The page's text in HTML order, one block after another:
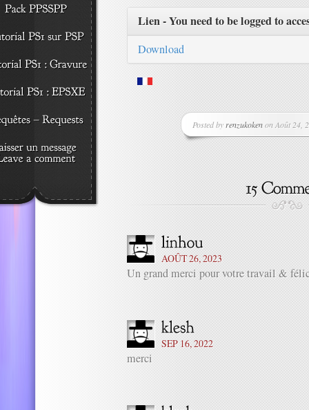
Lien - You need to be logged to
Download
Posted by renzukokenon Août 24,
AOÛT 26, 2023
Un grand merci pour votre travail &
SEP 16, 2022
merci